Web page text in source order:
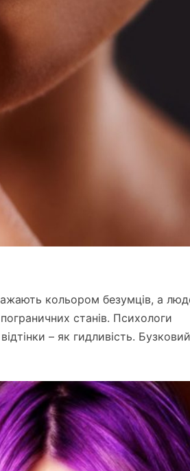
кольором безумців, а
станів. Психологи
– як гидливість. Бузковий